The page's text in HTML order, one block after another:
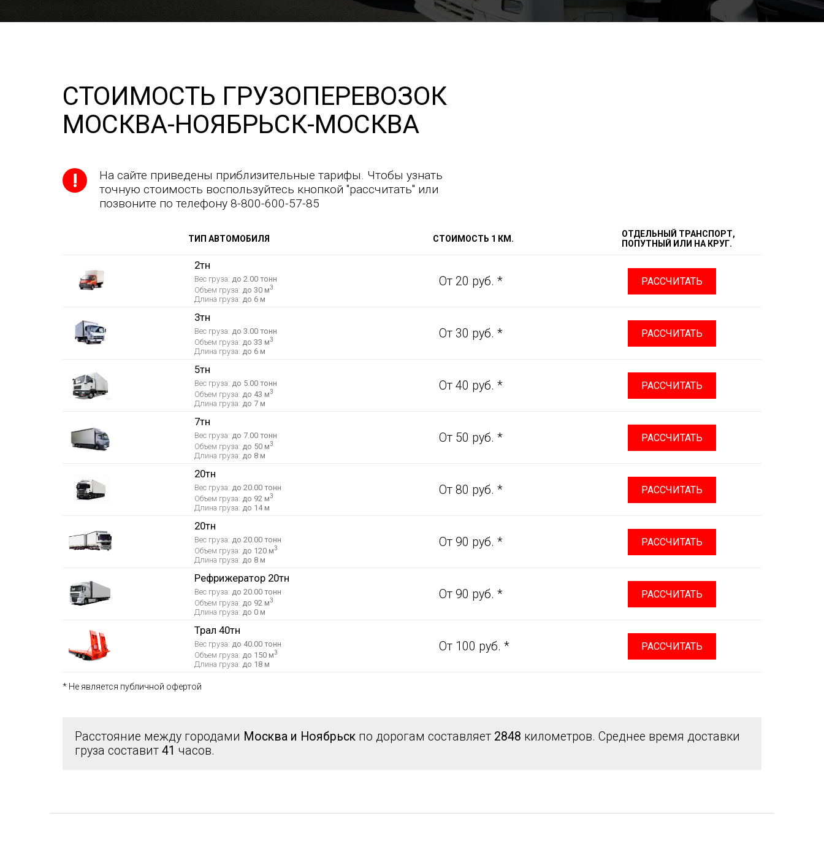
СТОИМОСТЬ ГРУЗОПЕРЕВОЗОК
МОСКВА-НОЯБРЬСК-МОСКВА
На сайте приведены приблизительные тарифы. Чтобы узнать
точную стоимость воспользуйтесь кнопкой "рассчитать" или
позвоните по телефону 8-800-600-57-85
ТИП АВТОМОБИЛЯ СТОИМОСТЬ 1 КМ.
ОТДЕЛЬНЫЙ ТРАНСПОРТ,
ПОПУТНЫЙ ИЛИ НА КРУГ.
2тн
Вес груза: до 2.00 тонн
Объем груза: до 30 м3
Длина груза: до 6 м
От 20 руб. * РАССЧИТАТЬ
3тн
Вес груза: до 3.00 тонн
Объем груза: до 33 м3
Длина груза: до 6 м
От 30 руб. * РАССЧИТАТЬ
5тн
Вес груза: до 5.00 тонн
Объем груза: до 43 м3
Длина груза: до 7 м
От 40 руб. * РАССЧИТАТЬ
7тн
Вес груза: до 7.00 тонн
Объем груза: до 50 м3
Длина груза: до 8 м
От 50 руб. * РАССЧИТАТЬ
20тн
Вес груза: до 20.00 тонн
Объем груза: до 92 м3
Длина груза: до 14 м
От 80 руб. * РАССЧИТАТЬ
20тн
Вес груза: до 20.00 тонн
Объем груза: до 120 м3
Длина груза: до 8 м
От 90 руб. * РАССЧИТАТЬ
Рефрижератор 20тн
Вес груза: до 20.00 тонн
Объем груза: до 92 м3
Длина груза: до 0 м
От 90 руб. * РАССЧИТАТЬ
Трал 40тн
Вес груза: до 40.00 тонн
Объем груза: до 150 м3
Длина груза: до 18 м
От 100 руб. * РАССЧИТАТЬ
* Не является публичной офертой
Расстояние между городами Москва и Ноябрьск по дорогам составляет 2848 километров. Среднее время доставки
груза составит 41 часов.